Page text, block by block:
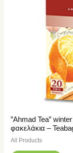
”Ahmad Tea”
φακελάκια –
All Products